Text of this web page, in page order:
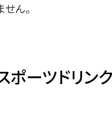
ん。
スポーツドリ